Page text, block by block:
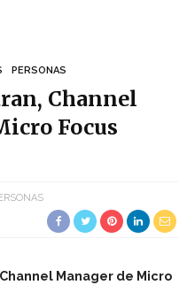
PERSONAS
Channel
Focus
Manager de Micro